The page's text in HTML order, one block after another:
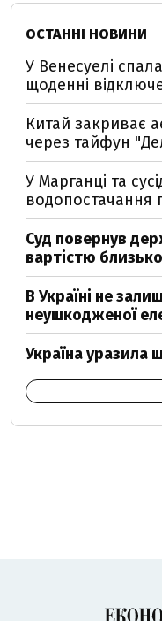
ОСТАННІ НОВИНИ
У Венесуелі
щоденні
Китай закриває
через тайфун
У Марганці та
водопостачання
Суд повернув
вартістю
В Україні не
неушкодженої
Україна уразила